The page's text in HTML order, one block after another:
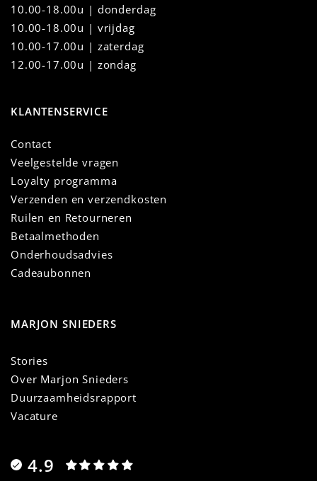
10.00-18.00u | donderdag
10.00-18.00u | vrijdag
10.00-17.00u | zaterdag
12.00-17.00u | zondag
KLANTENSERVICE
Contact
Veelgestelde vragen
Loyalty programma
Verzenden en verzendkosten
Ruilen en Retourneren
Betaalmethoden
Onderhoudsadvies
Cadeaubonnen
MARJON SNIEDERS
Stories
Over Marjon Snieders
Duurzaamheidsrapport
Vacature
4.9